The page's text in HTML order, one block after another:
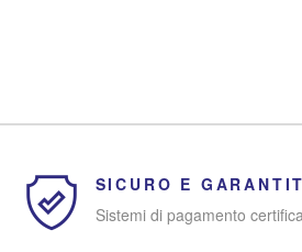
SICURO E
Sistemi di pagamento